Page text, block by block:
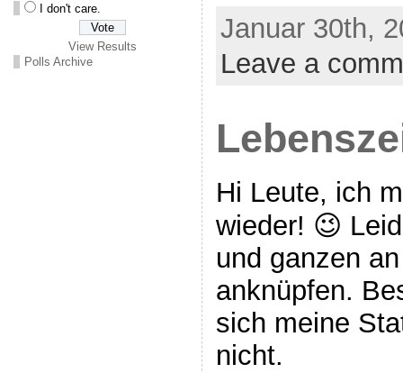
I don't care.
View Results
Polls Archive
Januar 30th,
Leave a
Hi Leute, ich
wieder! 😉
und ganzen
anknüpfen.
sich meine
nicht.